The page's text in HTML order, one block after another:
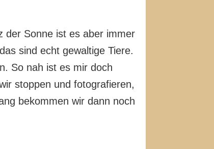
der Sonne ist es aber immer
sind echt gewaltige Tiere.
So nah ist es mir doch
stoppen und fotografieren,
bekommen wir dann noch